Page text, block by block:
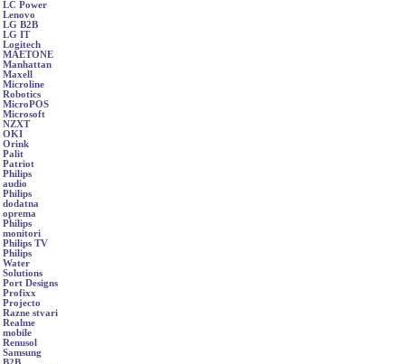
LC Power
Lenovo
LG B2B
LG IT
Logitech
MAETONE
Manhattan
Maxell
Microline
Robotics
MicroPOS
Microsoft
NZXT
OKI
Orink
Palit
Patriot
Philips
audio
Philips
dodatna
oprema
Philips
monitori
Philips TV
Philips
Water
Solutions
Port Designs
Profixx
Projecto
Razne stvari
Realme
mobile
Renusol
Samsung